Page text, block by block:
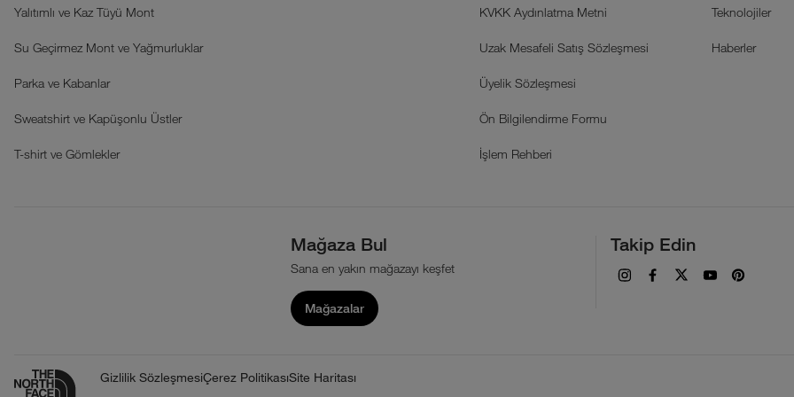
Yalıtımlı ve Kaz Tüyü Mont
Su Geçirmez Mont ve Yağmurluklar
Parka ve Kabanlar
Sweatshirt ve Kapüşonlu Üstler
T-shirt ve Gömlekler
KVKK Aydınlatma Metni
Uzak Mesafeli Satış Sözleşmesi
Üyelik Sözleşmesi
Ön Bilgilendirme Formu
İşlem Rehberi
Teknolojiler
Haberler
Mağaza Bul
Sana en yakın mağazayı keşfet
Mağazalar
Takip Edin
Gizlilik SözleşmesiÇerez PolitikasıSite Haritası